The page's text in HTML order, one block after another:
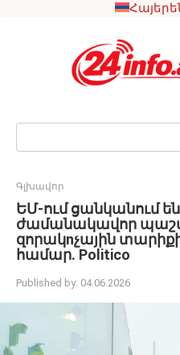
Search:
Գլխավոր
ԵՄ-ում ցանկանում
ժամանակավոր
զորակnչային
համար. Politico
Published by: 04.06.2026